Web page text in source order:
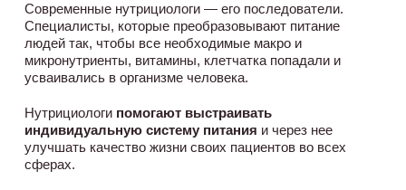
Современные нутрициологи — его последователи.
Специалисты, которые преобразовывают питание
людей так, чтобы все необходимые макро и
микронутриенты, витамины, клетчатка попадали и
усваивались в организме человека.
Нутрициологи помогают выстраивать
индивидуальную систему питания и через нее
улучшать качество жизни своих пациентов во всех
сферах.